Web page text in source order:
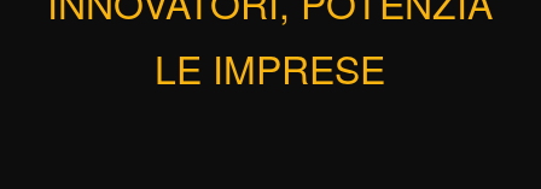
LE IMPRESE